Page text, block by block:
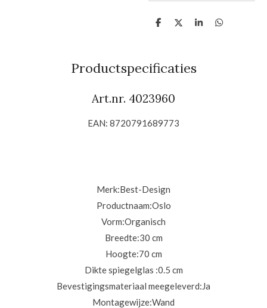
D
n
D
S
D
Productspecificaties
Art.nr. 4023960
EAN: 8720791689773
Merk:Best-Design
Productnaam:Oslo
Vorm:Organisch
Breedte:30 cm
Hoogte:70 cm
Dikte spiegelglas :0.5 cm
Bevestigingsmateriaal meegeleverd:Ja
Montagewijze:Wand